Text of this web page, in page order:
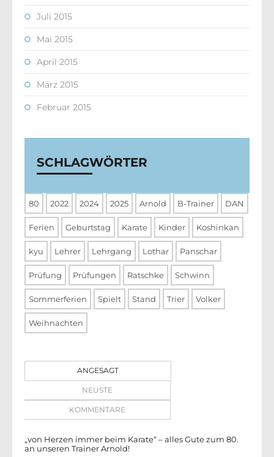
Juli 2015
Mai 2015
April 2015
März 2015
Februar 2015
SCHLAGWÖRTER
80 2022 2024 2025 Arnold B-Trainer DAN
Ferien Geburtstag Karate Kinder Koshinkan
kyu Lehrer Lehrgang Lothar Panschar
Prüfung Prüfungen Ratschke Schwinn
Sommerferien Spielt Stand Trier Volker
Weihnachten
ANGESAGT
NEUSTE
KOMMENTARE
„von Herzen immer beim Karate“ – alles Gute zum 80.
an unseren Trainer Arnold!